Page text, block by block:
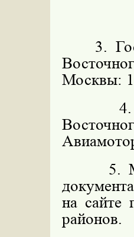
3.
Москвы:
4.
5.
на
районов.